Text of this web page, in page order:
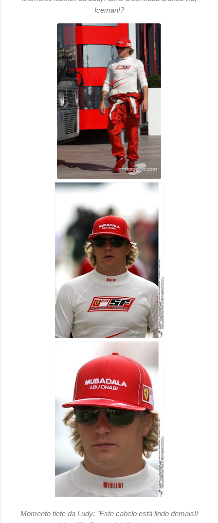
Iceman!?
Momento tiete da Ludy: "Este cabelo está lindo demais!!